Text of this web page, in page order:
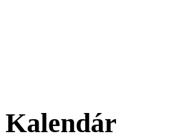
Kalendár